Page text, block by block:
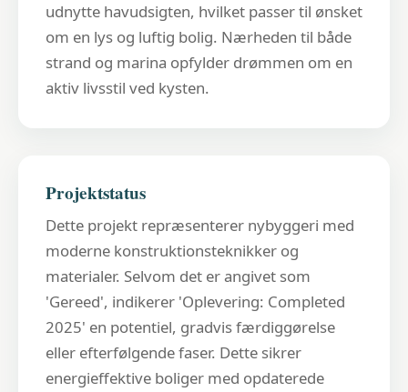
udnytte havudsigten, hvilket passer til ønsket
om en lys og luftig bolig. Nærheden til både
strand og marina opfylder drømmen om en
aktiv livsstil ved kysten.
Projektstatus
Dette projekt repræsenterer nybyggeri med
moderne konstruktionsteknikker og
materialer. Selvom det er angivet som
'Gereed', indikerer 'Oplevering: Completed
2025' en potentiel, gradvis færdiggørelse
eller efterfølgende faser. Dette sikrer
energieffektive boliger med opdaterede